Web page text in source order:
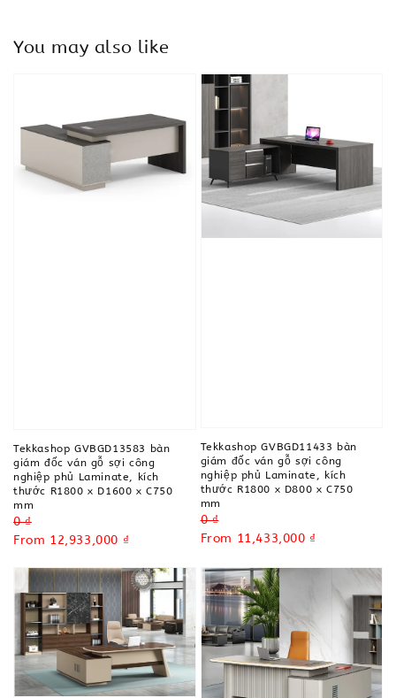
You may also like
Tekkashop GVBGD13583 bàn
giám đốc ván gỗ sợi công
nghiệp phủ Laminate, kích
thước R1800 x D1600 x C750
mm
Regular
price
0 ₫
Sale
From 12,933,000 ₫
Tekkashop GVBGD11433 bàn
giám đốc ván gỗ sợi công
nghiệp phủ Laminate, kích
thước R1800 x D800 x C750
mm
Regular
price
0 ₫
Sale
From 11,433,000 ₫